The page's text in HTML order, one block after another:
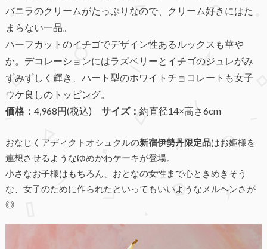
バニラのクリームがたっぷりなので、クリーム好きにはた
まらない一品。
ハーフカットのイチゴでデザイン性あるルックスも華や
か。デコレーションにはラズベリーとイチゴのジュレがみ
ずみずしく輝き、ハート型のホワイトチョコレートも女子
ウケ良しのトッピング。
価格： 4,968円(税込) サイズ： 約直径14×高さ6cm
おなじくアディクトオシュクルの新宿伊勢丹限定品はお姫様を
連想させるようなゆめかわケーキが登場。
小さなお子様はもちろん、おとなの女性まで心ときめきそう
な、女子のために作られたといってもいいようなメルヘンさが
◎